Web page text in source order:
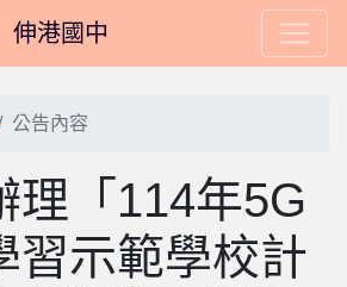
伸港國中
公告內容
理「114年5G
習示範學校計